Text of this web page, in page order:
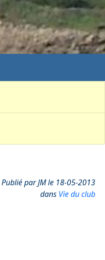
Publié par JM le 18-05-2013
dans Vie du club